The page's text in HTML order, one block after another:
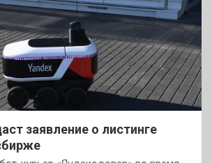
заявление о листинге